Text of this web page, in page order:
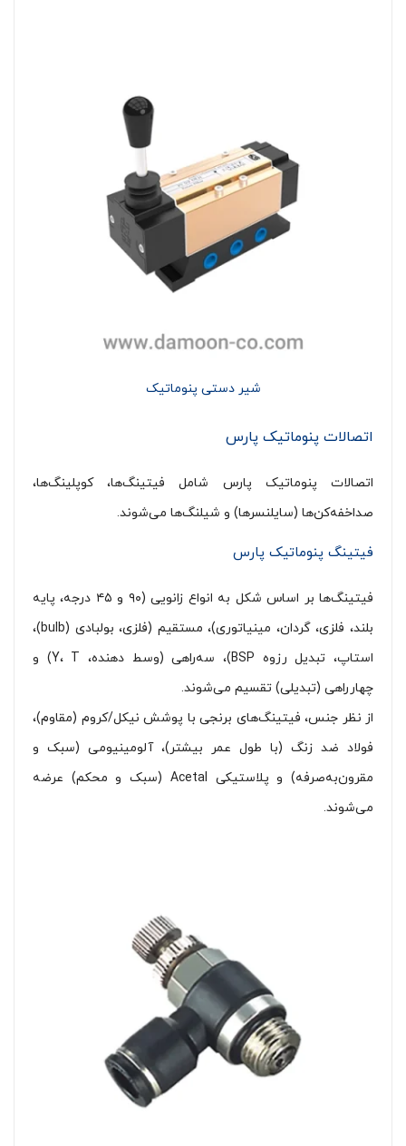
شیر دستی پنوماتیک
اتصالات پنوماتیک پارس
اتصالات پنوماتیک پارس شامل فیتینگ‌ها، کوپلینگ‌ها،
صداخفه‌کن‌ها (سایلنسرها) و شیلنگ‌ها می‌شوند.
فیتینگ پنوماتیک پارس
فیتینگ‌ها بر اساس شکل به انواع زانویی (۹۰ و ۴۵ درجه، پایه
بلند، فلزی، گردان، مینیاتوری)، مستقیم (فلزی، بولبادی (bulb)،
استاپ، تبدیل رزوه BSP)، سه‌راهی (وسط دهنده، Y، T) و
چهارراهی (تبدیلی) تقسیم می‌شوند.
از نظر جنس، فیتینگ‌های برنجی با پوشش نیکل/کروم (مقاوم)،
فولاد ضد زنگ (با طول عمر بیشتر)، آلومینیومی (سبک و
مقرون‌به‌صرفه) و پلاستیکی Acetal (سبک و محکم) عرضه
می‌شوند.